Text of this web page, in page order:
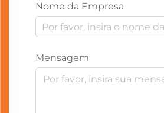
Nome da Empresa
Mensagem